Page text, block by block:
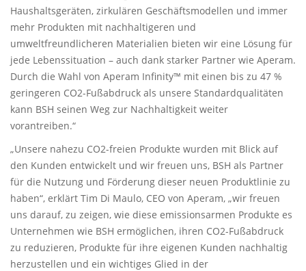
Haushaltsgeräten, zirkulären Geschäftsmodellen und immer
mehr Produkten mit nachhaltigeren und
umweltfreundlicheren Materialien bieten wir eine Lösung für
jede Lebenssituation – auch dank starker Partner wie Aperam.
Durch die Wahl von Aperam Infinity™ mit einen bis zu 47 %
geringeren CO2-Fußabdruck als unsere Standardqualitäten
kann BSH seinen Weg zur Nachhaltigkeit weiter
vorantreiben.“
„Unsere nahezu CO2-freien Produkte wurden mit Blick auf
den Kunden entwickelt und wir freuen uns, BSH als Partner
für die Nutzung und Förderung dieser neuen Produktlinie zu
haben“, erklärt Tim Di Maulo, CEO von Aperam, „wir freuen
uns darauf, zu zeigen, wie diese emissionsarmen Produkte es
Unternehmen wie BSH ermöglichen, ihren CO2-Fußabdruck
zu reduzieren, Produkte für ihre eigenen Kunden nachhaltig
herzustellen und ein wichtiges Glied in der